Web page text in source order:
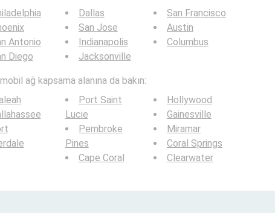
Antonio
Diego
Dallas
San Jose
Indianapolis
Jacksonville
San Francisco
Austin
Columbus
ağ kapsama alanına da bakın:
Port Saint
Lucie
Pembroke
Pines
Cape Coral
Hollywood
Gainesville
Miramar
Coral Springs
Clearwater